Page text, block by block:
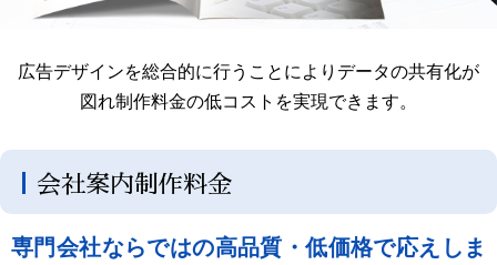
広告デザインを総合的に行うことによりデータの共有化が
図れ制作料金の低コストを実現できます。
会社案内制作料金
専門会社ならではの高品質・低価格で応えしま